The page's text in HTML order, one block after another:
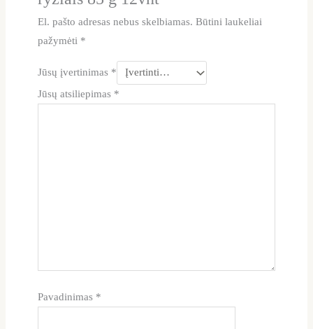
El. pašto adresas nebus skelbiamas. Būtini laukeliai
pažymėti *
Jūsų įvertinimas *
Jūsų atsiliepimas *
Pavadinimas *